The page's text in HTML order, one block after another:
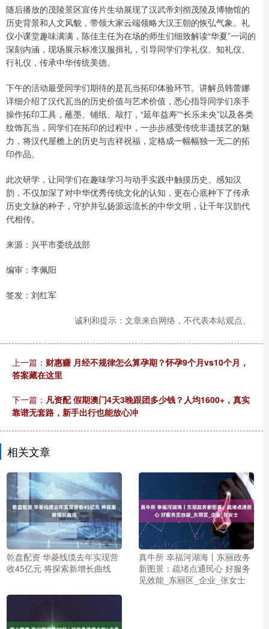
随后播放的茂陵景区宣传片生动展现了汉武帝刘彻茂陵及博物馆的
历史背景和人文风貌，带领大家云端领略大汉王朝的恢弘气象。礼
仪小课堂趣味满满，陈佳主任为在场的师生们细致解读“华夏”一词的
深刻内涵，现场展示标准汉服揖礼，引导同学们学礼仪、知礼仪、
行礼仪，传承中华传统美德。
下午的活动最受同学们期待的是瓦当拓印体验环节。讲解员韩蕾娜
详细介绍了汉代瓦当的历史价值与艺术价值，悉心指导同学们亲手
操作拓印工具，蘸墨、铺纸、敲打，“延年益寿”“长乐未央”以及各类
纹饰瓦当，同学们在拓印的过程中，一步步感受传统非遗技艺的魅
力，将汉代屋檐上的历史与吉祥祝福，定格成一幅幅独一无二的拓
印作品。
此次研学，让同学们在趣味学习与动手实践中触摸历史、感知汉
韵，不仅加深了对中华优秀传统文化的认知，更在心底种下了传承
历史文脉的种子，守护并弘扬源远流长的中华文明，让千年汉韵代
代相传。
来源：兴平市委统战部
编审：李佩阳
签发：刘红军
诚利和提示：文章来自网络，不代表本站观点。
上一篇： 财惠赚 月经不规律怎么算孕期？怀孕9个月vs10个月，
答案藏在这里
下一篇： 凡资配 假期澳门4天3晚跟团多少钱？人均1600+，真实
靠谱无套路，新手出行也能放心冲
相关文章
乾盘配资 华菱线缆去年实现营
收45亿元 将探索新增长曲线
真牛所 幸福河湖海丨东丽政务
新图景：疏堵点通民心 好服务
见效能_东丽区_企业_张女士